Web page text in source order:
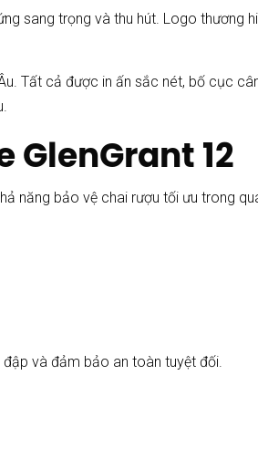
sang trọng và thu hút. Logo thương
Tất cả được in ấn sắc nét, bố cục
12
năng bảo vệ chai rượu tối ưu trong
đập và đảm bảo an toàn tuyệt đối.